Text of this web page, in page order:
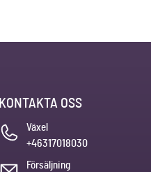
KONTAKTA OSS
Växel
+46317018030
Försäljning